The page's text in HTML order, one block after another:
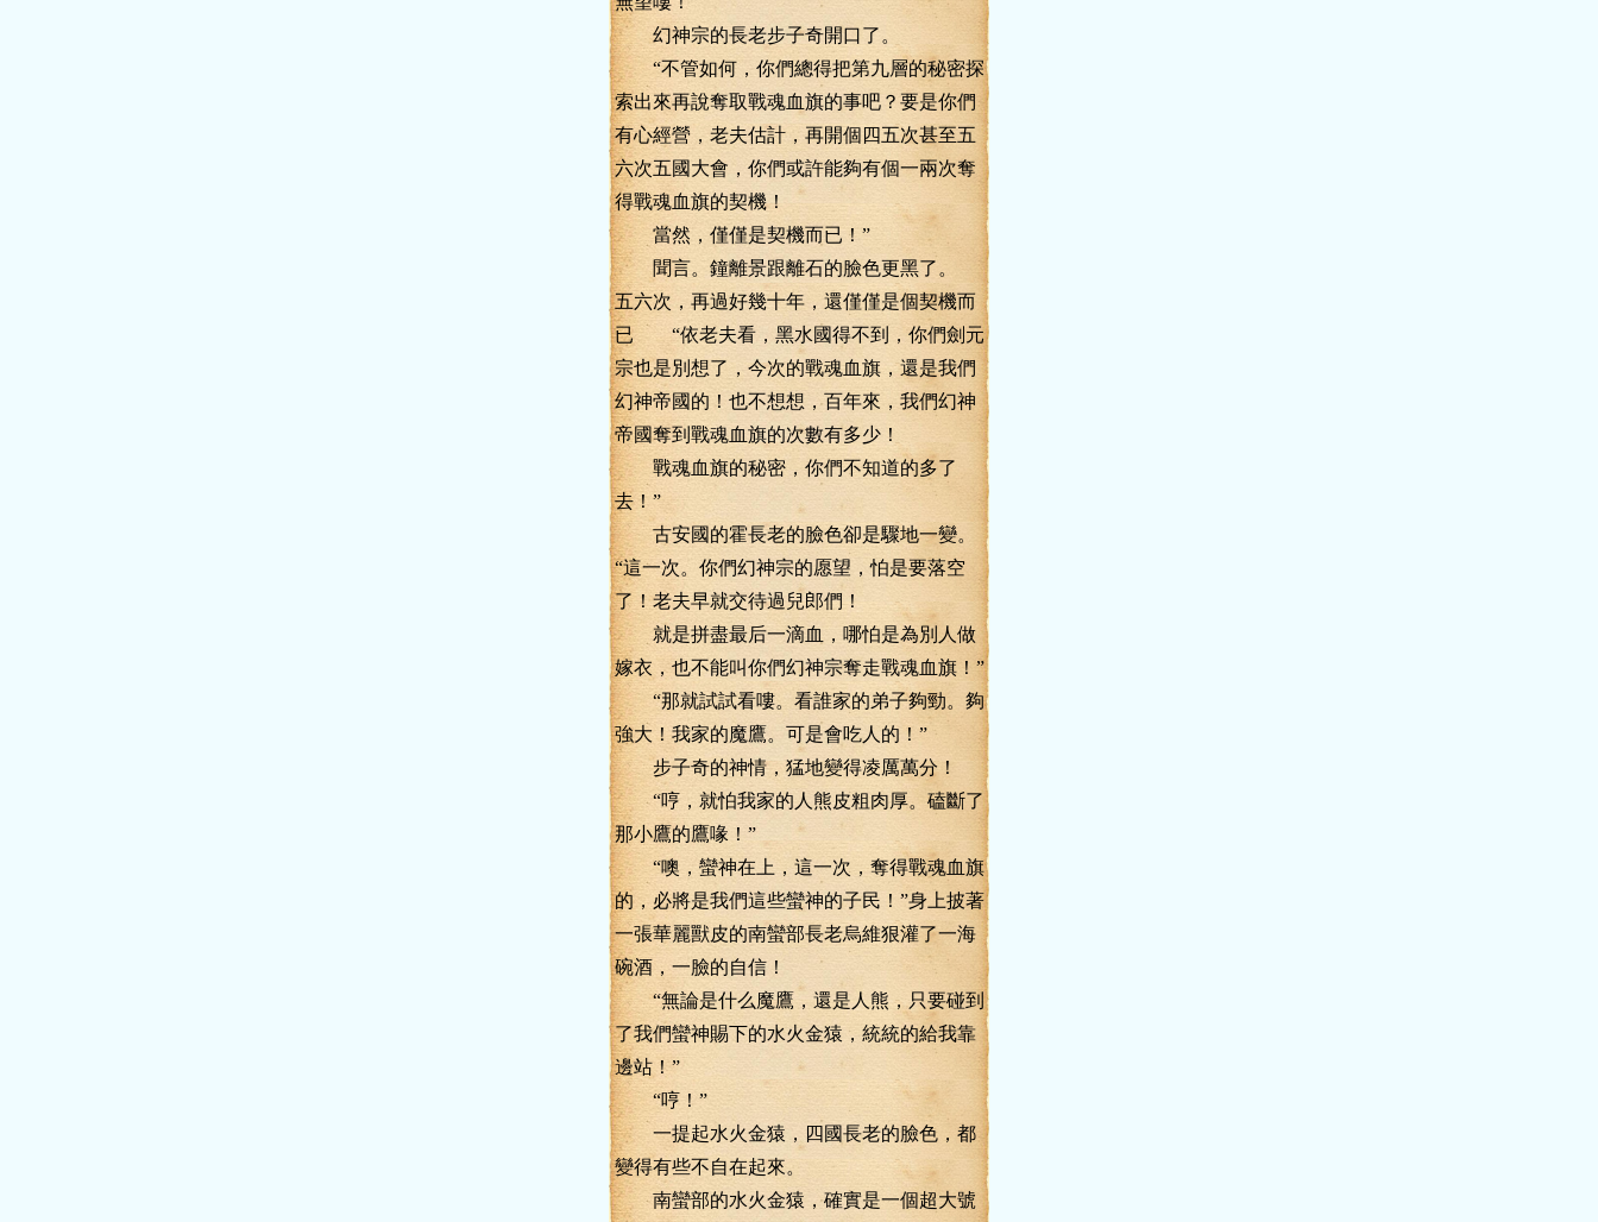
幻神宗的長老步子奇開口了。
“不管如何，你們總得把第九層的秘密探
索出來再說奪取戰魂血旗的事吧？要是你們
有心經營，老夫估計，再開個四五次甚至五
六次五國大會，你們或許能夠有個一兩次奪
得戰魂血旗的契機！
當然，僅僅是契機而已！”
聞言。鐘離景跟離石的臉色更黑了。
五六次，再過好幾十年，還僅僅是個契機而
已 “依老夫看，黑水國得不到，你們劍元
宗也是別想了，今次的戰魂血旗，還是我們
幻神帝國的！也不想想，百年來，我們幻神
帝國奪到戰魂血旗的次數有多少！
戰魂血旗的秘密，你們不知道的多了
去！”
古安國的霍長老的臉色卻是驟地一變。
“這一次。你們幻神宗的愿望，怕是要落空
了！老夫早就交待過兒郎們！
就是拼盡最后一滴血，哪怕是為別人做
嫁衣，也不能叫你們幻神宗奪走戰魂血旗！”
“那就試試看嘍。看誰家的弟子夠勁。夠
強大！我家的魔鷹。可是會吃人的！”
步子奇的神情，猛地變得凌厲萬分！
“哼，就怕我家的人熊皮粗肉厚。磕斷了
那小鷹的鷹喙！”
“噢，蠻神在上，這一次，奪得戰魂血旗
的，必將是我們這些蠻神的子民！”身上披著
一張華麗獸皮的南蠻部長老烏維狠灌了一海
碗酒，一臉的自信！
“無論是什么魔鷹，還是人熊，只要碰到
了我們蠻神賜下的水火金猿，統統的給我靠
邊站！”
“哼！”
一提起水火金猿，四國長老的臉色，都
變得有些不自在起來。
南蠻部的水火金猿，確實是一個超大號